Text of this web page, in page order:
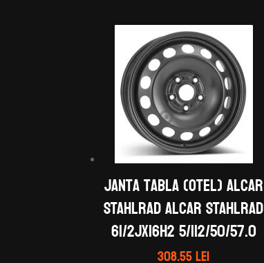
Janta tabla (otel) ALCAR
STAHLRAD ALCAR STAHLRAD
61/2Jx16H2 5/112/50/57.0
308.55lei